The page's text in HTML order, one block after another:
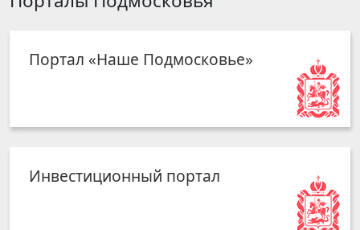
Портал «Наше Подмосковье»
Инвестиционный портал